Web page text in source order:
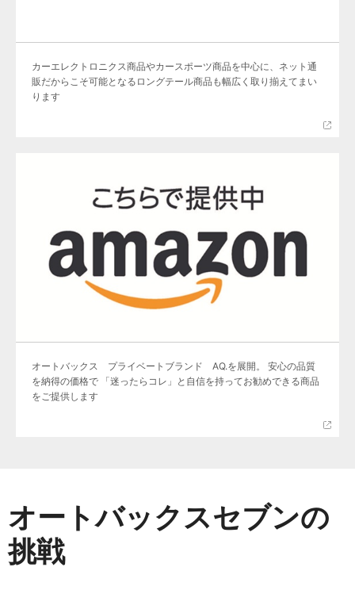
カーエレクトロニクス商品やカースポーツ商品を中心に、ネット通
販だからこそ可能となるロングテール商品も幅広く取り揃えてまい
ります
オートバックス プライベートブランド AQ.を展開。 安心の品質
を納得の価格で 「迷ったらコレ」と自信を持ってお勧めできる商品
をご提供します
オートバックスセブンの
挑戦